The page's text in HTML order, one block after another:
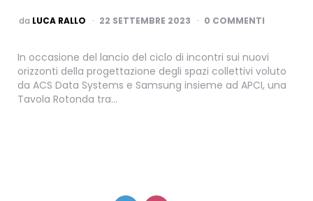
PUBBLICATO
da LUCA RALLO 22 SETTEMBRE 2023 0 COMMENTI
In occasione del lancio del ciclo di incontri sui nuovi
orizzonti della progettazione degli spazi collettivi voluto
da ACS Data Systems e Samsung insieme ad APCI, una
Tavola Rotonda tra…